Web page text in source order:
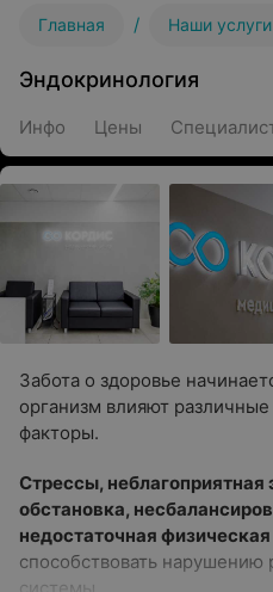
Главная / Наши услуги
Эндокринология
Инфо Цены
Забота о здоровье
организм влияют
факторы.
Стрессы, неблагоприятная
обстановка,
недостаточная
способствовать нарушению